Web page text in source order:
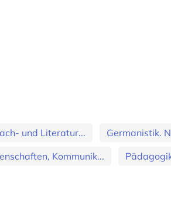
und Literatur...
Germanistik.
Kommunik...